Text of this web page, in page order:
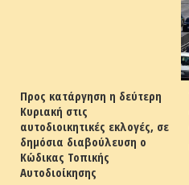
Προς κατάργηση η δεύτερη
Κυριακή στις
αυτοδιοικητικές εκλογές, σε
δημόσια διαβούλευση ο
Κώδικας Τοπικής
Αυτοδιοίκησης